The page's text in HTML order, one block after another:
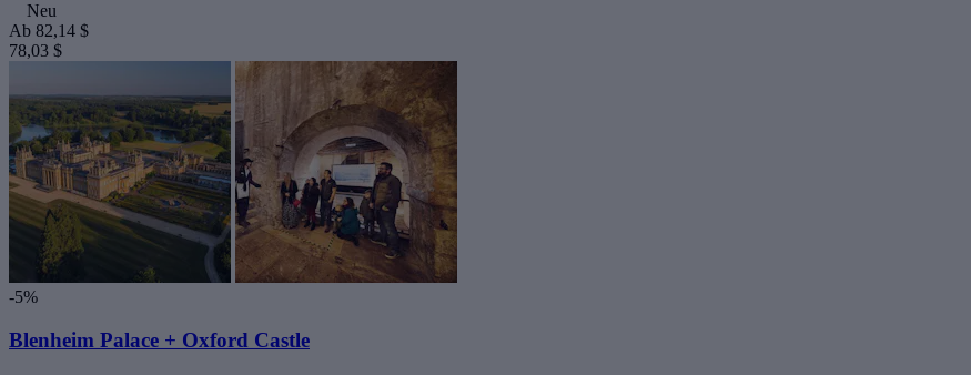
Neu
Ab 82,14 $
78,03 $
-5%
Blenheim Palace + Oxford Castle